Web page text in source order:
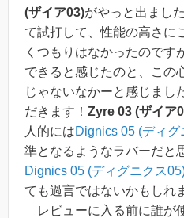
(ザイア03)がやっと出まし
て試打して、性能の高さに
くつもりはなかったのです
できると感じたのと、この
じゃないなかーと感じまし
だきます！ Zyre 03 (ザイア
人的にはDignics 05 (ディグ
準となるようなラバーだと
Dignics 05 (ディグニクス
ても過言ではないかもしれ
レビューに入る前に誰が